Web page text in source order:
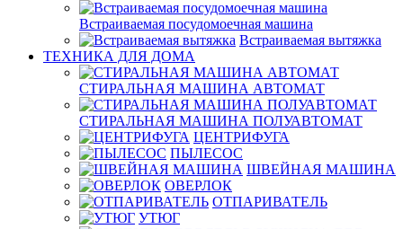
Встраиваемая посудомоечная машина
Встраиваемая вытяжка
ТЕХНИКА ДЛЯ ДОМА
СТИРАЛЬНАЯ МАШИНА АВТОМАТ
СТИРАЛЬНАЯ МАШИНА ПОЛУАВТОМАТ
ЦЕНТРИФУГА
ПЫЛЕСОС
ШВЕЙНАЯ МАШИНА
ОВЕРЛОК
ОТПАРИВАТЕЛЬ
УТЮГ